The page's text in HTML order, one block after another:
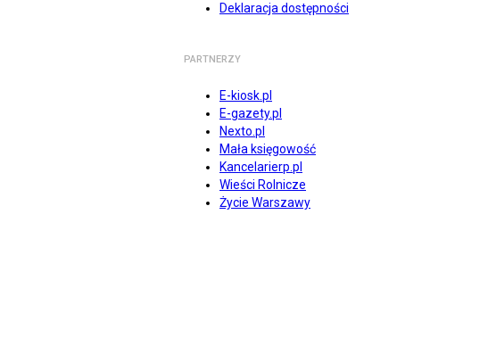
Deklaracja dostępności
PARTNERZY
E-kiosk.pl
E-gazety.pl
Nexto.pl
Mała księgowość
Kancelarierp.pl
Wieści Rolnicze
Życie Warszawy